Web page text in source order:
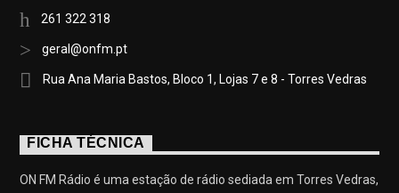
261 322 318
geral@onfm.pt
Rua Ana Maria Bastos, Bloco 1, Lojas 7 e 8 - Torres Vedras
FICHA TÉCNICA
ON FM Rádio é uma estação de rádio sediada em Torres Vedras,